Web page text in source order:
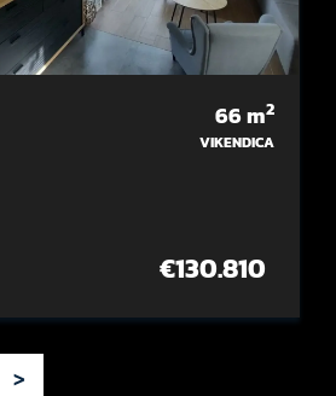
66m2
VIKENDICA
€130.810
>